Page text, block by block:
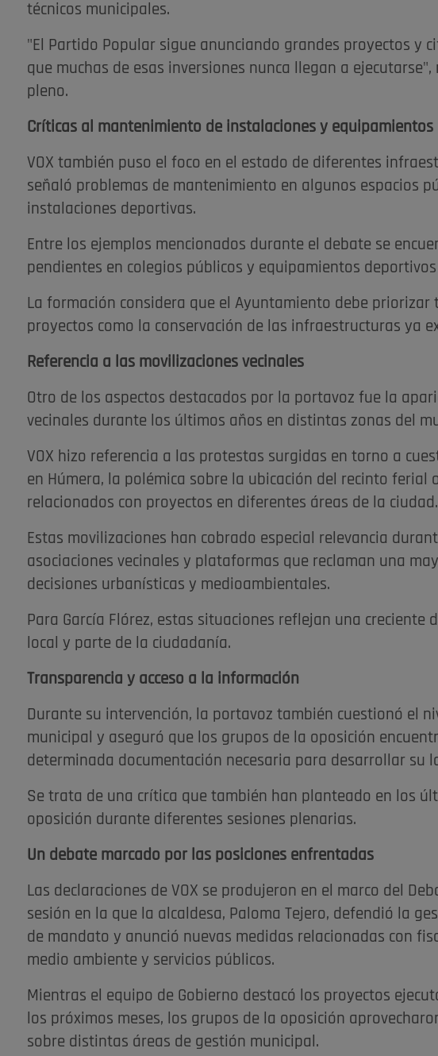
técnicos municipales.
"El Partido Popular sigue anunciando grandes proyectos y
que muchas de esas inversiones nunca llegan a
pleno.
Críticas al mantenimiento de instalaciones y equipamientos
VOX también puso el foco en el estado de diferentes
señaló problemas de mantenimiento en algunos espacios
instalaciones deportivas.
Entre los ejemplos mencionados durante el debate se
pendientes en colegios públicos y equipamientos
La formación considera que el Ayuntamiento debe
proyectos como la conservación de las infraestructuras ya
Referencia a las movilizaciones vecinales
Otro de los aspectos destacados por la portavoz fue la
vecinales durante los últimos años en distintas zonas del
VOX hizo referencia a las protestas surgidas en torno a
en Húmera, la polémica sobre la ubicación del recinto ferial
relacionados con proyectos en diferentes áreas de la ciudad.
Estas movilizaciones han cobrado especial relevancia
asociaciones vecinales y plataformas que reclaman una
decisiones urbanísticas y medioambientales.
Para García Flórez, estas situaciones reflejan una creciente
local y parte de la ciudadanía.
Transparencia y acceso a la información
Durante su intervención, la portavoz también cuestionó el
municipal y aseguró que los grupos de la oposición
determinada documentación necesaria para desarrollar su
Se trata de una crítica que también han planteado en los
oposición durante diferentes sesiones plenarias.
Un debate marcado por las posiciones enfrentadas
Las declaraciones de VOX se produjeron en el marco del
sesión en la que la alcaldesa, Paloma Tejero, defendió la
de mandato y anunció nuevas medidas relacionadas con
medio ambiente y servicios públicos.
Mientras el equipo de Gobierno destacó los proyectos
los próximos meses, los grupos de la oposición
sobre distintas áreas de gestión municipal.